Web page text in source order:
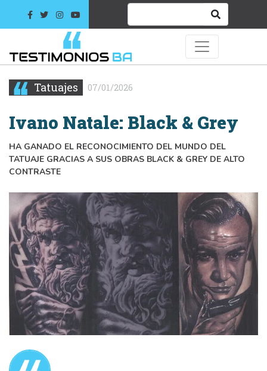
Tatuajes 07/01/2026
Ivano Natale: Black & Grey
HA GANADO EL RECONOCIMIENTO DEL MUNDO DEL
TATUAJE GRACIAS A SUS OBRAS BLACK & GREY DE ALTO
CONTRASTE